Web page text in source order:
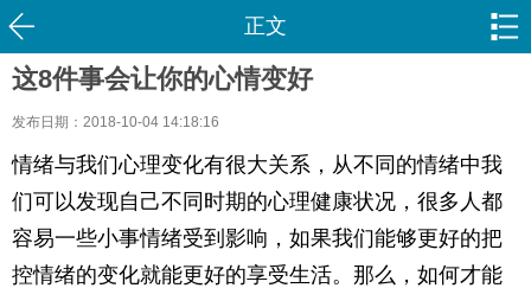
正文
这8件事会让你的心情变好
发布日期：2018-10-04 14:18:16
情绪与我们心理变化有很大关系，从不同的情绪中我
们可以发现自己不同时期的心理健康状况，很多人都
容易一些小事情绪受到影响，如果我们能够更好的把
控情绪的变化就能更好的享受生活。那么，如何才能